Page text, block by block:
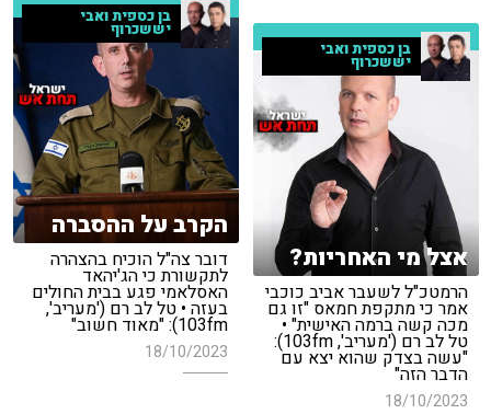
בן כספית ואבי
יששכרוף
הקרב על ההסברה
דובר צה"ל הוכיח בהצהרה
לתקשורת כי הג'יהאד
האסלאמי פגע בבית החולים
בעזה • טל לב רם ('מעריב',
103fm): "מאוד חשוב"
18/10/2023
בן כספית ואבי
יששכרוף
אצל מי האחריות?
הרמטכ"ל לשעבר אביב כוכבי
אמר כי מתקפת חמאס "זו גם
מכה קשה ברמה האישית" •
טל לב רם ('מעריב', 103fm):
"עשה בצדק שהוא יצא עם
הדבר הזה"
18/10/2023